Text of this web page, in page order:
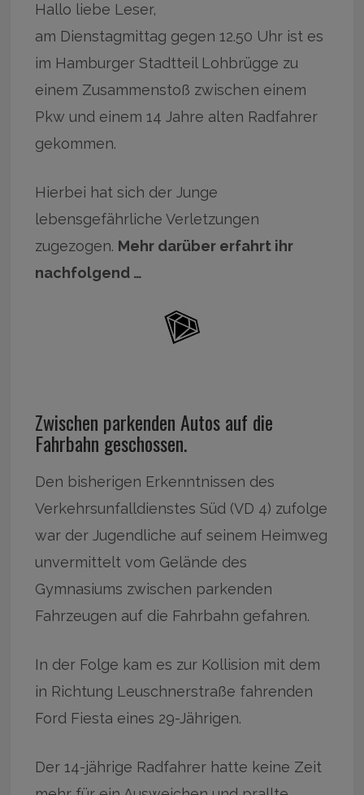
Hallo liebe Leser,
am Dienstagmittag gegen 12.50 Uhr ist es
im Hamburger Stadtteil Lohbrügge zu
einem Zusammenstoß zwischen einem
Pkw und einem 14 Jahre alten Radfahrer
gekommen.
Hierbei hat sich der Junge
lebensgefährliche Verletzungen
zugezogen. Mehr darüber erfahrt ihr
nachfolgend …
Zwischen parkenden Autos auf die
Fahrbahn geschossen.
Den bisherigen Erkenntnissen des
Verkehrsunfalldienstes Süd (VD 4) zufolge
war der Jugendliche auf seinem Heimweg
unvermittelt vom Gelände des
Gymnasiums zwischen parkenden
Fahrzeugen auf die Fahrbahn gefahren.
In der Folge kam es zur Kollision mit dem
in Richtung Leuschnerstraße fahrenden
Ford Fiesta eines 29-Jährigen.
Der 14-jährige Radfahrer hatte keine Zeit